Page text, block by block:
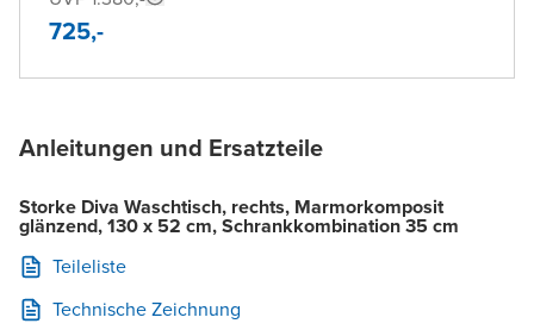
725,-
Anleitungen und Ersatzteile
Storke Diva Waschtisch, rechts, Marmorkomposit
glänzend, 130 x 52 cm, Schrankkombination 35 cm
Teileliste
Technische Zeichnung